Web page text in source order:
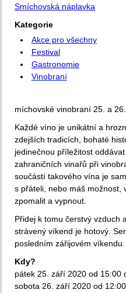
Smíchovská náplavka
Kategorie
Akce pro všechny
Festival
Gastronomie
Vinobraní
míchovské vinobraní 25. a
Každé víno je unikátní a
zdejších tradicích, bohaté
jedinečnou příležitost
zahraničních vinařů při
součástí takového vína je
s přáteli, nebo máš možnost,
zpomalit a vypnout.
Přidej k tomu čerstvý vzduch
strávený víkend je hotový.
posledním zářijovém víkendu.
Kdy?
pátek 25. září 2020 od 15:00
sobota 26. září 2020 od